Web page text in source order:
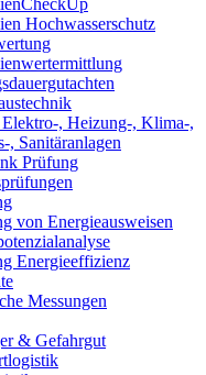
Hochwasserschutz
, Heizung-, Klima-,
, Sanitäranlagen
Prüfung
von Energieausweisen
Energieeffizienz
Messungen
& Gefahrgut